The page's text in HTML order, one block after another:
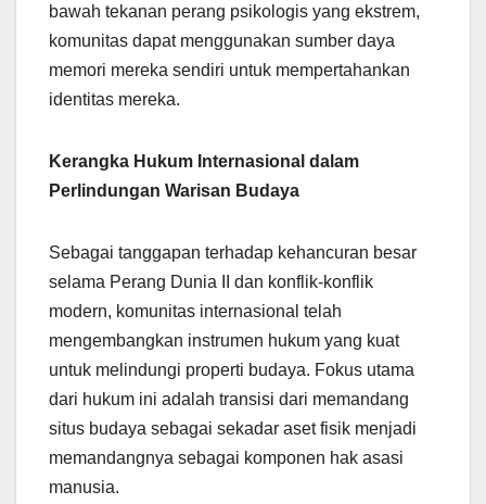
bawah tekanan perang psikologis yang ekstrem,
komunitas dapat menggunakan sumber daya
memori mereka sendiri untuk mempertahankan
identitas mereka.
Kerangka Hukum Internasional dalam
Perlindungan Warisan Budaya
Sebagai tanggapan terhadap kehancuran besar
selama Perang Dunia II dan konflik-konflik
modern, komunitas internasional telah
mengembangkan instrumen hukum yang kuat
untuk melindungi properti budaya. Fokus utama
dari hukum ini adalah transisi dari memandang
situs budaya sebagai sekadar aset fisik menjadi
memandangnya sebagai komponen hak asasi
manusia.